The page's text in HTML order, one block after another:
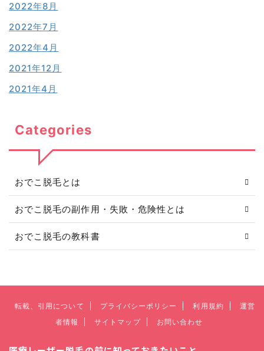
2022年8月
2022年7月
2022年4月
2021年12月
2021年4月
Categories
おでこ脱毛とは
おでこ脱毛の副作用・失敗・危険性とは
おでこ脱毛の教科書
転載、引用について プライバシーポリシー 利用規約
運営
者情報
サイトマップ お問い合わせ